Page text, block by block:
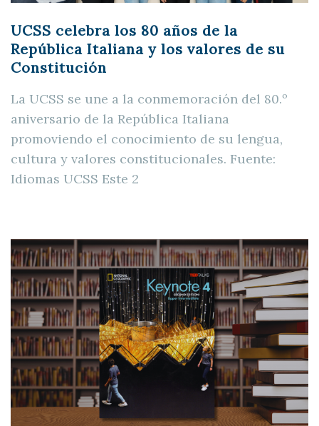
UCSS celebra los 80 años de la
República Italiana y los valores de su
Constitución
La UCSS se une a la conmemoración del 80.º
aniversario de la República Italiana
promoviendo el conocimiento de su lengua,
cultura y valores constitucionales. Fuente:
Idiomas UCSS Este 2